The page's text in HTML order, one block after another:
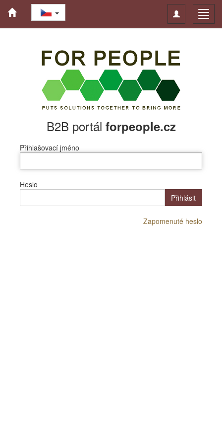
Toggle
navigation
B2B portál forpeople.cz
Přihlašovací jméno
Heslo
Přihlásit
Zapomenuté heslo